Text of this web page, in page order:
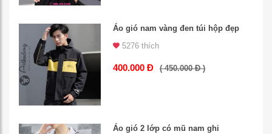
Áo gió nam vàng đen túi hộp đẹp
5276 thích
400.000 Đ ( 450.000 Đ )
Áo gió 2 lớp có mũ nam ghi